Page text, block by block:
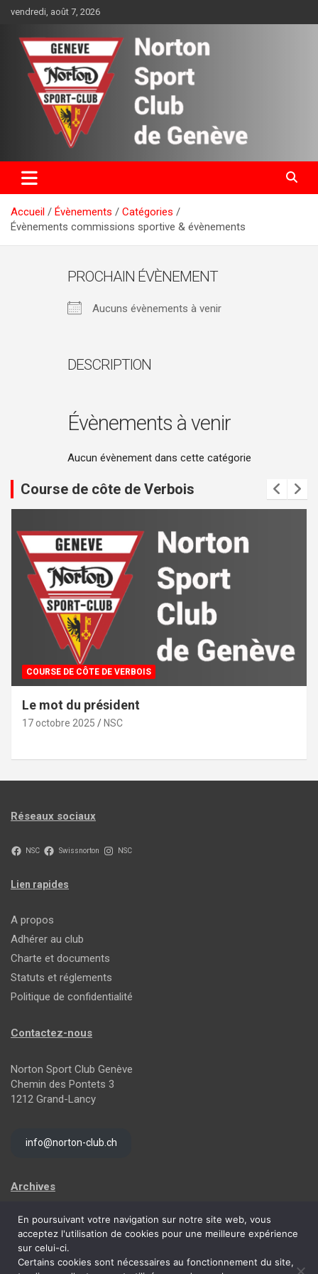
contenu
vendredi, août 7, 2026
Norton Sport Club de Genève
Accueil Évènements
Catégories
Évènements commissions sportive & évènements
PROCHAIN ÉVÈNEMENT
Aucuns évènements à venir
DESCRIPTION
Évènements à venir
Aucun évènement dans cette catégorie
Course de côte de Verbois
COMMISSIONS SPORTIVE & ÉVÈNEMENTS
COURSE DE CÔTE DE VERBOIS
Infos pratiques et charte de bonne
15 octobre 2025
Réseaux sociaux
NSC Swissnorton NSC
Lien rapides
A propos
Adhérer au club
Charte et documents
Statuts et réglements
Politique de confidentialité
Contactez-nous
Norton Sport Club Genève
Chemin des Pontets 3
1212 Grand-Lancy
info@norton-club.ch
Archives
Archives
En poursuivant votre navigation sur notre site web, vous
acceptez l'utilisation de cookies pour une meilleure expérience
sur celui-ci.
Certains cookies sont nécessaires au fonctionnement du site,